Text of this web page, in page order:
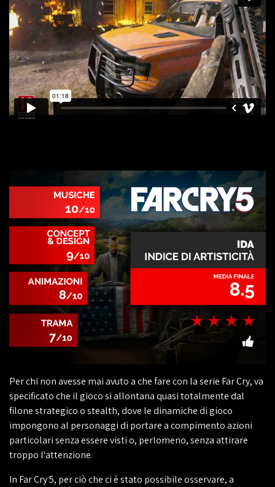
Per chi non avesse mai avuto a che fare con la serie Far Cry, va
specificato che il gioco si allontana quasi totalmente dal
filone strategico o stealth, dove le dinamiche di gioco
impongono al personaggi di portare a compimento azioni
particolari senza essere visti o, perlomeno, senza attirare
troppo l'attenzione.
In Far Cry 5, per ciò che ci è stato possibile osservare, a